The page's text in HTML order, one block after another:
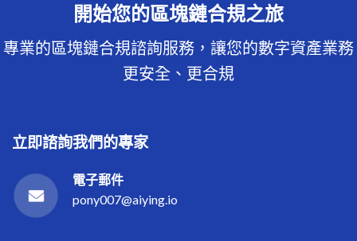
開始您的區塊鏈合規之旅
專業的區塊鏈合規諮詢服務，讓您的數字資產業務
更安全、更合規
立即諮詢我們的專家
電子郵件
pony007@aiying.io